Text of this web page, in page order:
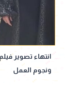
انتهاء تصوير
ونجوم العمل